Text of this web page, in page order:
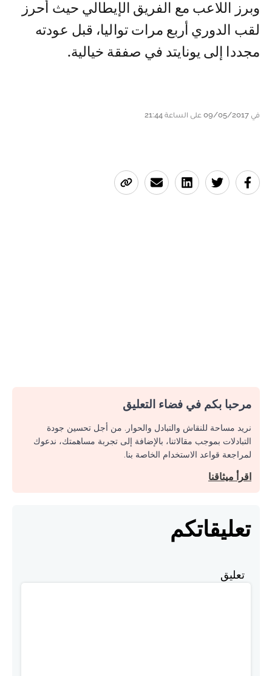
وبرز اللاعب مع الفريق الإيطالي حيث أحرز
لقب الدوري أربع مرات تواليا، قبل عودته
مجددا إلى يونايتد في صفقة خيالية.
في 09/05/2017 على الساعة 21:44
مرحبا بكم في فضاء التعليق
نريد مساحة للنقاش والتبادل والحوار. من أجل تحسين جودة
التبادلات بموجب مقالاتنا، بالإضافة إلى تجربة مساهمتك، ندعوك
لمراجعة قواعد الاستخدام الخاصة بنا.
اقرأ ميثاقنا
تعليقاتكم
تعليق